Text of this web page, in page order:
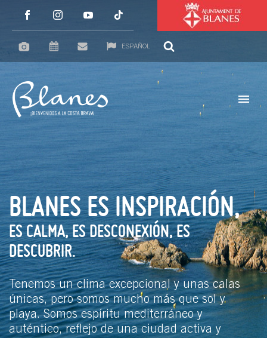
ESPAÑOL
BLANES ES INSPIRACIÓN,
ES CALMA, ES DESCONEXIÓN, ES
DESCUBRIR.
Tenemos un clima excepcional y unas calas
únicas, pero somos mucho más que sol y
playa. Somos espíritu mediterráneo y
auténtico, reflejo de una ciudad activa y